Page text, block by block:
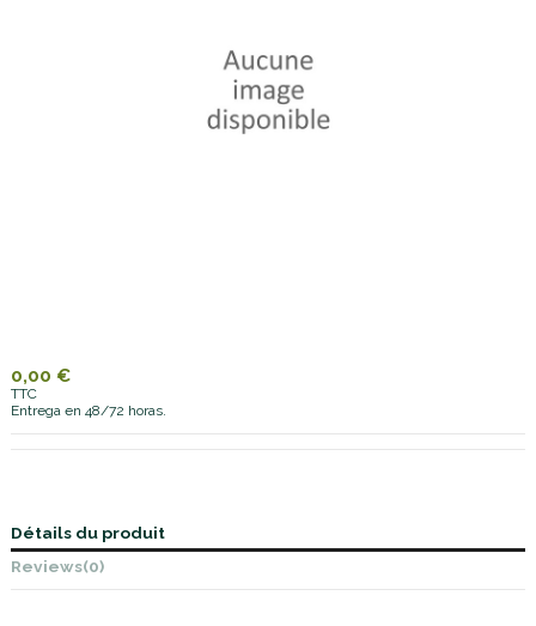
0,00 €
TTC
Entrega en 48/72 horas.
Détails du produit
Reviews(0)